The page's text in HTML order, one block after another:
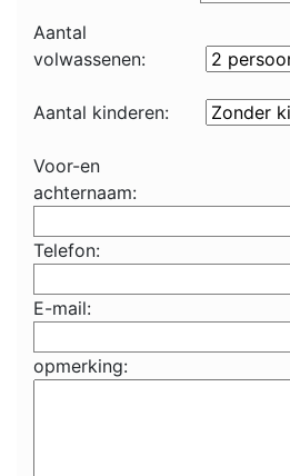
Aantal
volwassenen:
Aantal kinderen:
Voor-en
achternaam:
Telefon:
E-mail:
opmerking: